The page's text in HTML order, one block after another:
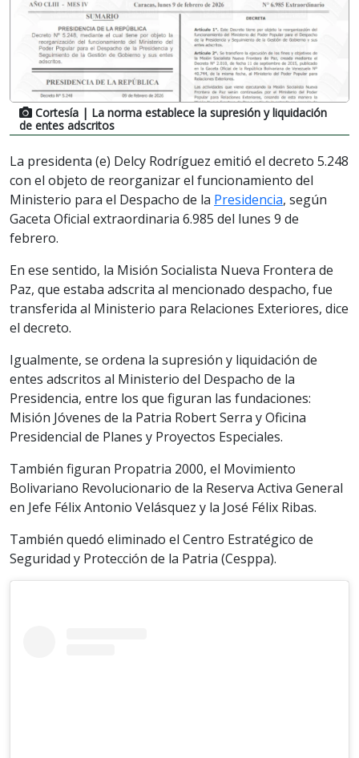
Cortesía | La norma establece la supresión y liquidación
de entes adscritos
La presidenta (e) Delcy Rodríguez emitió el decreto 5.248
con el objeto de reorganizar el funcionamiento del
Ministerio para el Despacho de la Presidencia, según
Gaceta Oficial extraordinaria 6.985 del lunes 9 de
febrero.
En ese sentido, la Misión Socialista Nueva Frontera de
Paz, que estaba adscrita al mencionado despacho, fue
transferida al Ministerio para Relaciones Exteriores, dice
el decreto.
Igualmente, se ordena la supresión y liquidación de
entes adscritos al Ministerio del Despacho de la
Presidencia, entre los que figuran las fundaciones:
Misión Jóvenes de la Patria Robert Serra y Oficina
Presidencial de Planes y Proyectos Especiales.
También figuran Propatria 2000, el Movimiento
Bolivariano Revolucionario de la Reserva Activa General
en Jefe Félix Antonio Velásquez y la José Félix Ribas.
También quedó eliminado el Centro Estratégico de
Seguridad y Protección de la Patria (Cesppa).